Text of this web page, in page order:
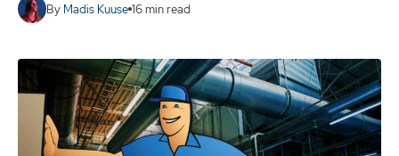
By Madis Kuuse 16min read